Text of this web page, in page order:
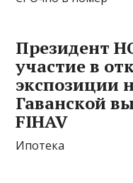
Президент
участие в
экспозиции
Гаванской
FIHAV
Ипотека